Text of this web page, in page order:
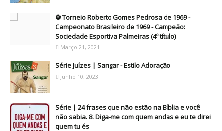
⚽ Torneio Roberto Gomes Pedrosa de 1969 -
Campeonato Brasileiro de 1969 - Campeão:
Sociedade Esportiva Palmeiras (4º título)
Março 21, 2021
Série Juízes | Sangar - Estilo Adoração
Junho 10, 2023
Série | 24 frases que não estão na Bíblia e você
não sabia. 8. Diga-me com quem andas e eu te direi
quem tu és